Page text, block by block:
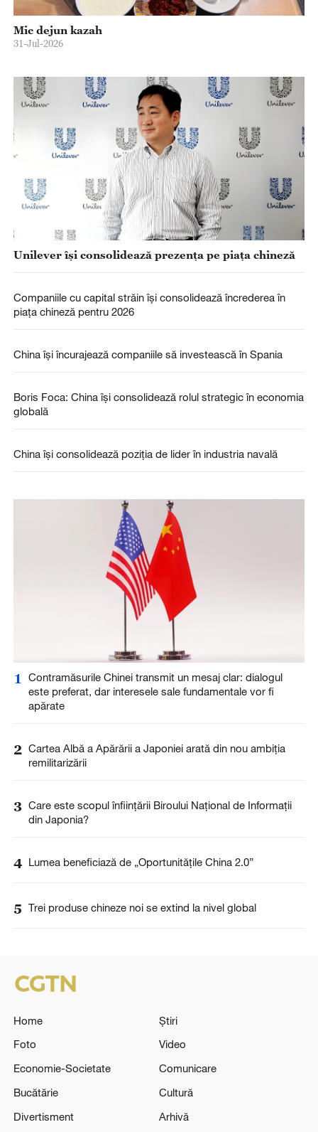
Mic dejun kazah
31-Jul-2026
Unilever își consolidează prezența pe piața chineză
Companiile cu capital străin își consolidează încrederea în
piața chineză pentru 2026
China își încurajează companiile să investească în Spania
Boris Foca: China își consolidează rolul strategic în economia
globală
China își consolidează poziția de lider în industria navală
1
Contramăsurile Chinei transmit un mesaj clar: dialogul
este preferat, dar interesele sale fundamentale vor fi
apărate
2 Cartea Albă a Apărării a Japoniei arată din nou ambiția
remilitarizării
3 Care este scopul înființării Biroului Național de Informații
din Japonia?
4 Lumea beneficiază de „Oportunitățile China 2.0”
5 Trei produse chineze noi se extind la nivel global
Home
Știri
Foto
Video
Economie-Societate
Comunicare
Bucătărie
Cultură
Divertisment
Arhivă